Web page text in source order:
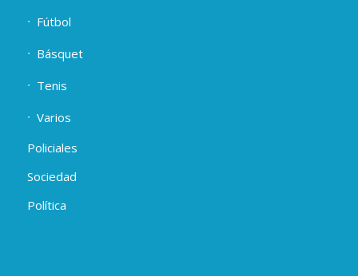
Fútbol
Básquet
Tenis
Varios
Policiales
Sociedad
Política